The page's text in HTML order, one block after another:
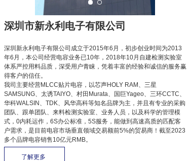
深圳市新永利电子有限公司
深圳新永利电子有限公司成立于2015年6月，初步创业时间为2013
年6月，本公司经营电容业务已10年，2018年10月自建检测实验室
体系严控用料品质，深受用户青睐，凭着丰富的经验和诚信的服务赢
得客户的信任。
我司主要经营MLCC贴片电容，以芯声HOLY RAM、三星
SAMSUNG、太诱TAIYO、村田Murata、国巨Yageo、三环CCTC、
华科WALSIN、TDK、风华高科等知名品牌为主，并且有专业的采购
团队、跟单团队、来料检测实验室、业务人员，以及科学的管理模
式，0内耗运作，6S办公标准，5S服务，能做到高速高质的匹配客
户需求，是目前电容市场垂直领域交易额前5%的贸易商！截至2023
多个品牌电容销售10亿元RMB。
了解更多